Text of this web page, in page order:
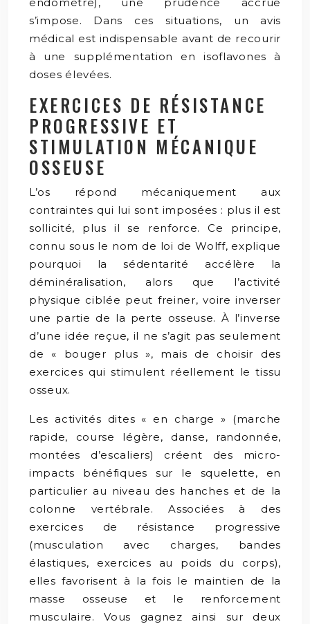
s’impose. Dans ces situations, un avis
médical est indispensable avant de recourir
à une supplémentation en isoflavones à
doses élevées.
EXERCICES DE RÉSISTANCE
PROGRESSIVE ET
STIMULATION MÉCANIQUE
OSSEUSE
L’os répond mécaniquement aux
contraintes qui lui sont imposées : plus il est
sollicité, plus il se renforce. Ce principe,
connu sous le nom de loi de Wolff, explique
pourquoi la sédentarité accélère la
déminéralisation, alors que l’activité
physique ciblée peut freiner, voire inverser
une partie de la perte osseuse. À l’inverse
d’une idée reçue, il ne s’agit pas seulement
de « bouger plus », mais de choisir des
exercices qui stimulent réellement le tissu
osseux.
Les activités dites « en charge » (marche
rapide, course légère, danse, randonnée,
montées d’escaliers) créent des micro-
impacts bénéfiques sur le squelette, en
particulier au niveau des hanches et de la
colonne vertébrale. Associées à des
exercices de résistance progressive
(musculation avec charges, bandes
élastiques, exercices au poids du corps),
elles favorisent à la fois le maintien de la
masse osseuse et le renforcement
musculaire. Vous gagnez ainsi sur deux